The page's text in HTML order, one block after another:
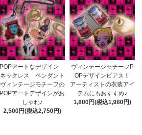
POPアートなデザイン
ネックレス ペンダント
ヴィンテージモチーフの
POPアートデザインがお
しゃれ♪
2,500円(税込2,750円)
ヴィンテージモチーフP
OPデザインピアス！
アーティストの衣装アイ
テムにもおすすめ♪
1,800円(税込1,980円)